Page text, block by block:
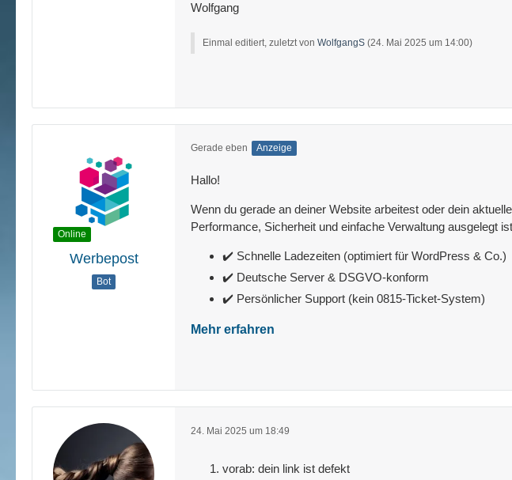
Wolfgang
Einmal editiert, zuletzt von WolfgangS (24. Mai 2025 um 14:00)
Online
Werbepost
Bot
Gerade eben Anzeige
Hallo!
Wenn du gerade an deiner Website arbeitest oder dein
Performance, Sicherheit und einfache Verwaltung ausgelegt
✔️ Schnelle Ladezeiten (optimiert für WordPress & Co.)
✔️ Deutsche Server & DSGVO-konform
✔️ Persönlicher Support (kein 0815-Ticket-System)
Mehr erfahren
24. Mai 2025 um 18:49
vorab: dein link ist defekt